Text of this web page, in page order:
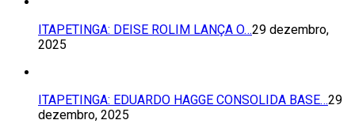
ITAPETINGA: DEISE ROLIM LANÇA O…29 dezembro,
2025
ITAPETINGA: EDUARDO HAGGE CONSOLIDA BASE…29
dezembro, 2025